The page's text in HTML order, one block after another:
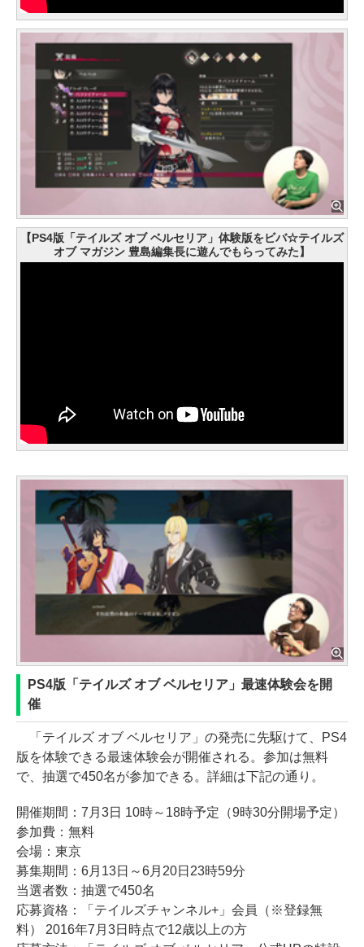
【PS4版「テイルズ オブ ベルセリア」体験版をビバ☆テイルズ
オブ マガジン 豊島編集長に遊んでもらってみた】
PS4版「テイルズ オブ ベルセリア」最速体験会を開
催
「テイルズ オブ ベルセリア」の発売に先駆けて、PS4
版を体験できる最速体験会が開催される。参加は無料
で、抽選で450名が参加できる。詳細は下記の通り。
開催期間：7月3日 10時～18時予定（9時30分開場予定）
参加費：無料
会場：東京
募集期間：6月13日～6月20日23時59分
当選者数：抽選で450名
応募資格：「テイルズチャンネル+」会員（※登録無
料） 2016年7月3日時点で12歳以上の方